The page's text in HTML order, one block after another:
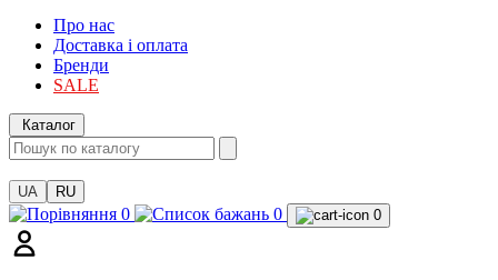
Про нас
Доставка і оплата
Бренди
SALE
Каталог
UA RU
0 0 0